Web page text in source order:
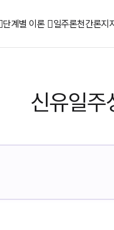
단계별 이론 일주론천간론지
신유일주